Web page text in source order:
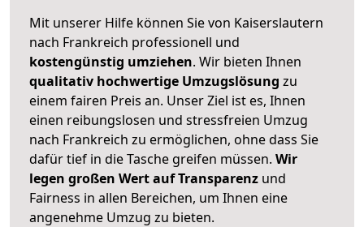
Mit unserer Hilfe können Sie von Kaiserslautern
nach Frankreich professionell und
kostengünstig umziehen. Wir bieten Ihnen
qualitativ hochwertige Umzugslösung zu
einem fairen Preis an. Unser Ziel ist es, Ihnen
einen reibungslosen und stressfreien Umzug
nach Frankreich zu ermöglichen, ohne dass Sie
dafür tief in die Tasche greifen müssen. Wir
legen großen Wert auf Transparenz und
Fairness in allen Bereichen, um Ihnen eine
angenehme Umzug zu bieten.